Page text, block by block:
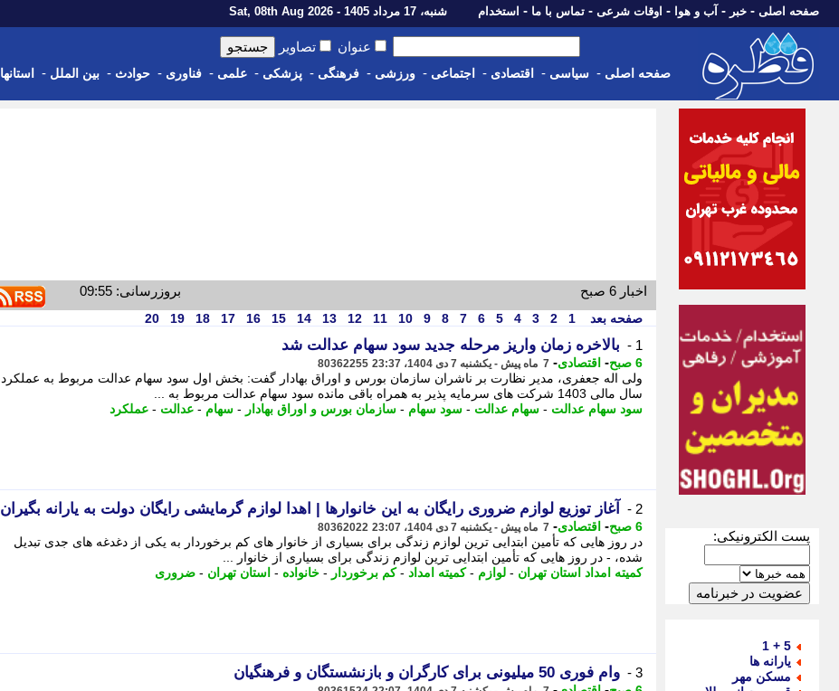
صفحه اصلی - خبر - آب و هوا - اوقات شرعی - تماس با ما - استخدام شنبه، 17 مرداد 1405 - Sat, 08th Aug 2026
عنوان تصاویر
صفحه اصلی - سیاسی - اقتصادی - اجتماعی - ورزشی - فرهنگی - پزشکی - علمی - فناوری - حوادث - بین الملل - استانها
پست الکترونیکی:
5 + 1
یارانه ها
مسکن مهر
اخبار 6 صبح بروزرسانی: 09:55
صفحه بعد 1
2
3
4
5
6
7
8
9
10
11
12
13
14
15
16
17
18
19
20
1 - بالاخره زمان واریز مرحله جدید سود سهام عدالت شد
6 صبح - اقتصادی- 7 ماه پیش - یکشنبه 7 دی 1404، 23:37 80362255
ولی اله جعفری، مدیر نظارت بر ناشران سازمان بورس و اوراق بهادار گفت: بخش اول سود سهام عدالت مربوط به عملکرد
سال مالی 1403 شرکت های سرمایه پذیر به همراه باقی مانده سود سهام عدالت مربوط به ...
سود سهام عدالت - سهام عدالت - سود سهام - سازمان بورس و اوراق بهادار - سهام - عدالت - عملکرد
2 - آغاز توزیع لوازم ضروری رایگان به این خانوارها | اهدا لوازم گرمایشی رایگان دولت به یارانه بگیران
6 صبح - اقتصادی- 7 ماه پیش - یکشنبه 7 دی 1404، 23:07 80362022
در روز هایی که تأمین ابتدایی ترین لوازم زندگی برای بسیاری از خانوار های کم برخوردار به یکی از دغدغه های جدی تبدیل
شده، - در روز هایی که تأمین ابتدایی ترین لوازم زندگی برای بسیاری از خانوار ...
کمیته امداد استان تهران - لوازم -کمیته امداد -کم برخوردار - خانواده - استان تهران - ضروری
3 - وام فوری 50 میلیونی برای کارگران و بازنشستگان و فرهنگیان